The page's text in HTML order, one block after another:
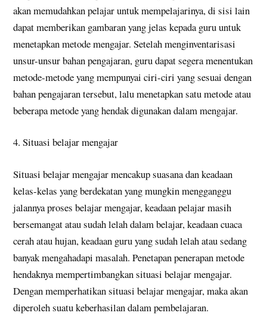
akan memudahkan pelajar untuk mempelajarinya, di sisi lain
dapat memberikan gambaran yang jelas kepada guru untuk
menetapkan metode mengajar. Setelah menginventarisasi
unsur-unsur bahan pengajaran, guru dapat segera menentukan
metode-metode yang mempunyai ciri-ciri yang sesuai dengan
bahan pengajaran tersebut, lalu menetapkan satu metode atau
beberapa metode yang hendak digunakan dalam mengajar.
4. Situasi belajar mengajar
Situasi belajar mengajar mencakup suasana dan keadaan
kelas-kelas yang berdekatan yang mungkin mengganggu
jalannya proses belajar mengajar, keadaan pelajar masih
bersemangat atau sudah lelah dalam belajar, keadaan cuaca
cerah atau hujan, keadaan guru yang sudah lelah atau sedang
banyak mengahadapi masalah. Penetapan penerapan metode
hendaknya mempertimbangkan situasi belajar mengajar.
Dengan memperhatikan situasi belajar mengajar, maka akan
diperoleh suatu keberhasilan dalam pembelajaran.